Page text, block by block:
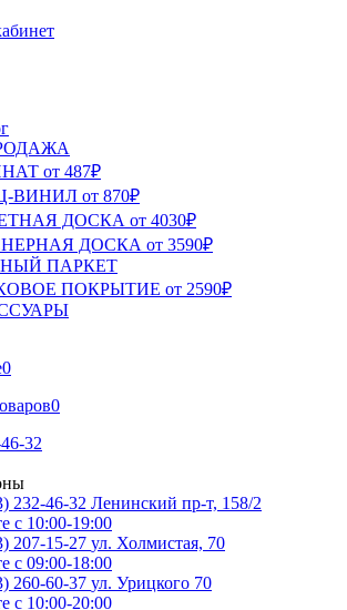
от 487₽
ВИНИЛ от 870₽
ДОСКА от 4030₽
ДОСКА от 3590₽
ПАРКЕТ
ПОКРЫТИЕ от 2590₽
0
0
32
232-46-32 Ленинский пр-т, 158/2
с 10:00-19:00
207-15-27 ул. Холмистая, 70
с 09:00-18:00
260-60-37 ул. Урицкого 70
с 10:00-20:00